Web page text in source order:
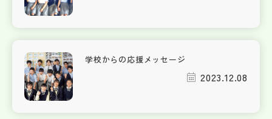
学校からの応援メッセージ
2023.12.08